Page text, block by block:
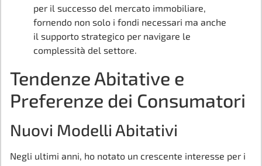
per il successo del mercato immobiliare,
fornendo non solo i fondi necessari ma anche
il supporto strategico per navigare le
complessità del settore.
Tendenze Abitative e
Preferenze dei Consumatori
Nuovi Modelli Abitativi
Negli ultimi anni, ho notato un crescente interesse per i